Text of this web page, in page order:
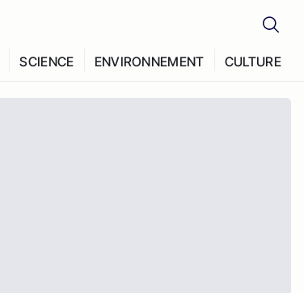
SCIENCE ENVIRONNEMENT CULTURE